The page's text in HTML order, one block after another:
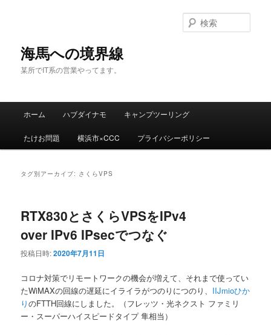
海馬への境界線
某所でIT系の営業やってます。
索
メ
メ
イ
ン
ツ
へ
サ
ブ
テ
へ
移
ホーム ハブダイナモ キャンプツーリング
たけお問題 横浜市×CCC プライバシーポリシー
タグ別アーカイブ: さくらVPS
RTX830とさくらVPSをIPv4
over IPv6 IPsecでつなぐ
投稿日時:2020年7月11日
コロナ対策でリモートワークの機会が増えて、それまで使ってい
たWiMAXの回線の遅延にイライラがつのりにつのり、 IIJmioひか
りのFTTH回線にしました。（フレッツ・光ネクスト ファミリ
ー・スーパーハイスピードタイプ 隼相当）